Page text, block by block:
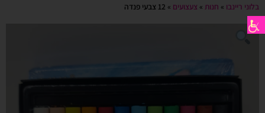
בלוני ריינבו » חנות » צעצועים » 12 צבעי פנדה